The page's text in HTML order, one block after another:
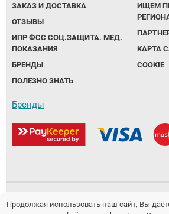
ЗАКАЗ И ДОСТАВКА
ОТЗЫВЫ
ИПР ФСС СОЦ.ЗАЩИТА. МЕД.
ПОКАЗАНИЯ
БРЕНДЫ
ПОЛЕЗНО ЗНАТЬ
ИЩЕМ
КАРТА
COOKIE
Бренды
Политика обработки
Продолжая использовать наш сайт, Вы